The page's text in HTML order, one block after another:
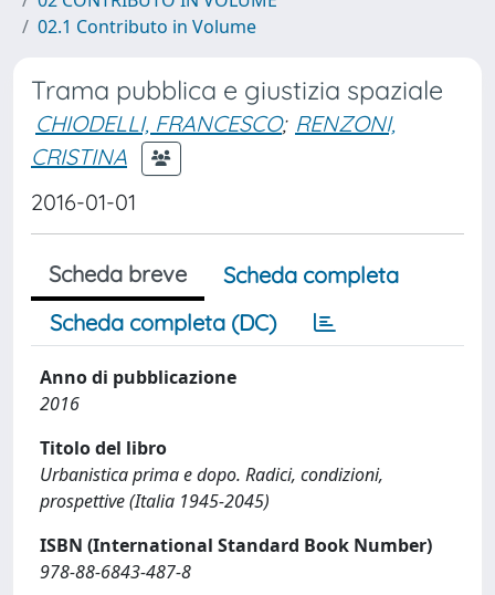
02.1 Contributo in Volume
Trama pubblica e giustizia spaziale
CHIODELLI, FRANCESCO; RENZONI,
CRISTINA
2016-01-01
Scheda breve
Scheda completa
Scheda completa (DC)
Anno di pubblicazione
2016
Titolo del libro
Urbanistica prima e dopo. Radici, condizioni,
prospettive (Italia 1945-2045)
ISBN (International Standard Book Number)
978-88-6843-487-8